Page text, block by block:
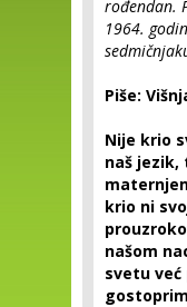
rođendan.
1964.
Piše:
Nije krio
naš jezik,
krio ni
našom
svetu